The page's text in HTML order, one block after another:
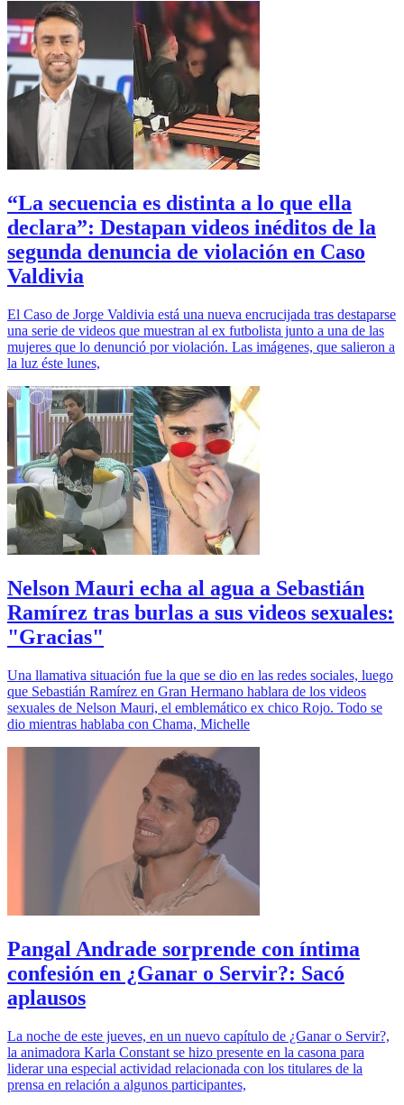
“La secuencia es distinta a lo que ella
declara”: Destapan videos inéditos de la
segunda denuncia de violación en Caso
Valdivia
El Caso de Jorge Valdivia está una nueva encrucijada tras destaparse
una serie de videos que muestran al ex futbolista junto a una de las
mujeres que lo denunció por violación. Las imágenes, que salieron a
la luz éste lunes,
Nelson Mauri echa al agua a Sebastián
Ramírez tras burlas a sus videos sexuales:
"Gracias"
Una llamativa situación fue la que se dio en las redes sociales, luego
que Sebastián Ramírez en Gran Hermano hablara de los videos
sexuales de Nelson Mauri, el emblemático ex chico Rojo. Todo se
dio mientras hablaba con Chama, Michelle
Pangal Andrade sorprende con íntima
confesión en ¿Ganar o Servir?: Sacó
aplausos
La noche de este jueves, en un nuevo capítulo de ¿Ganar o Servir?,
la animadora Karla Constant se hizo presente en la casona para
liderar una especial actividad relacionada con los titulares de la
prensa en relación a algunos participantes,